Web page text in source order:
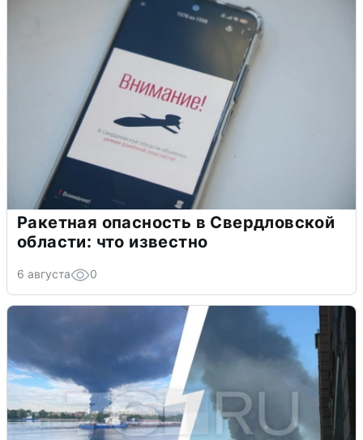
Ракетная опасность в Свердловской
области: что известно
6 августа 0